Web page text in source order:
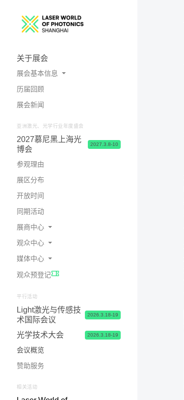
关于展会
展会基本信息
展会概况
照片与视频
历届回顾
展会新闻
亚洲激光、光学行业年度盛会
2027慕尼黑上海光
博会
2027.3.8-10
参观理由
展区分布
开放时间
同期活动
展商中心
为何参展
预定展位
展商中心 & 参展申请常见问题
展台 & 市场推广服务
物流&签证服务
联系我们
观众中心
在线会刊
交通指南
酒店食宿
签证服务
参观咨询&常见问题
媒体中心
展会新闻
照片与视频
合作媒体
媒体联络
观众预登记
平行活动
Light激光与传感技
术国际会议
2026.3.18-19
光学技术大会 2026.3.18-19
会议概览
赞助服务
相关活动